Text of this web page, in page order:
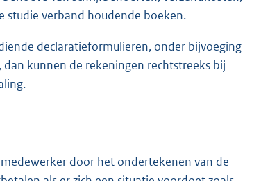
studie verband houdende boeken.
declaratieformulieren, onder bijvoeging
kunnen de rekeningen rechtstreeks bij
door het ondertekenen van de